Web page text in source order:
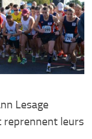
Lesage
reprennent leurs